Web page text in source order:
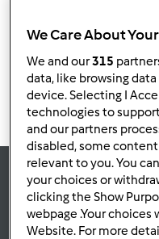
Brak informacji o
Bądźna
We Care About
We and our315
data, like browsing
device. Selecting I
technologies to
and our partners
disabled, some content
relevant to you. You
your choices or
clicking the Show
webpage .Your
Website. For more